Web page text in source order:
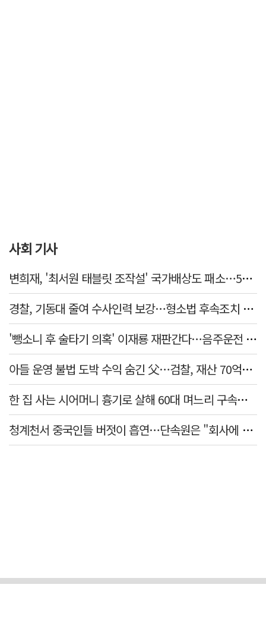
사회 기사
변희재, '최서원 태블릿 조작설' 국가배상도 패소…5천만원 청구 기각
경찰, 기동대 줄여 수사인력 보강…형소법 후속조치 본격화
'뺑소니 후 술타기 의혹' 이재룡 재판간다…음주운전 혐의 제외
아들 운영 불법 도박 수익 숨긴 父…검찰, 재산 70억원 몰수
한 집 사는 시어머니 흉기로 살해 60대 며느리 구속…범행 동기는
청계천서 중국인들 버젓이 흡연…단속원은 "회사에 알려라" 딴청